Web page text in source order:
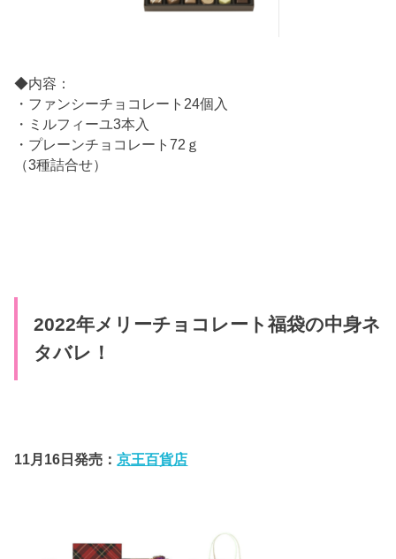
◆内容：
・ファンシーチョコレート24個入
・ミルフィーユ3本入
・プレーンチョコレート72ｇ
（3種詰合せ）
2022年メリーチョコレート福袋の中身ネ
タバレ！
11月 16 日発売：京王百貨店